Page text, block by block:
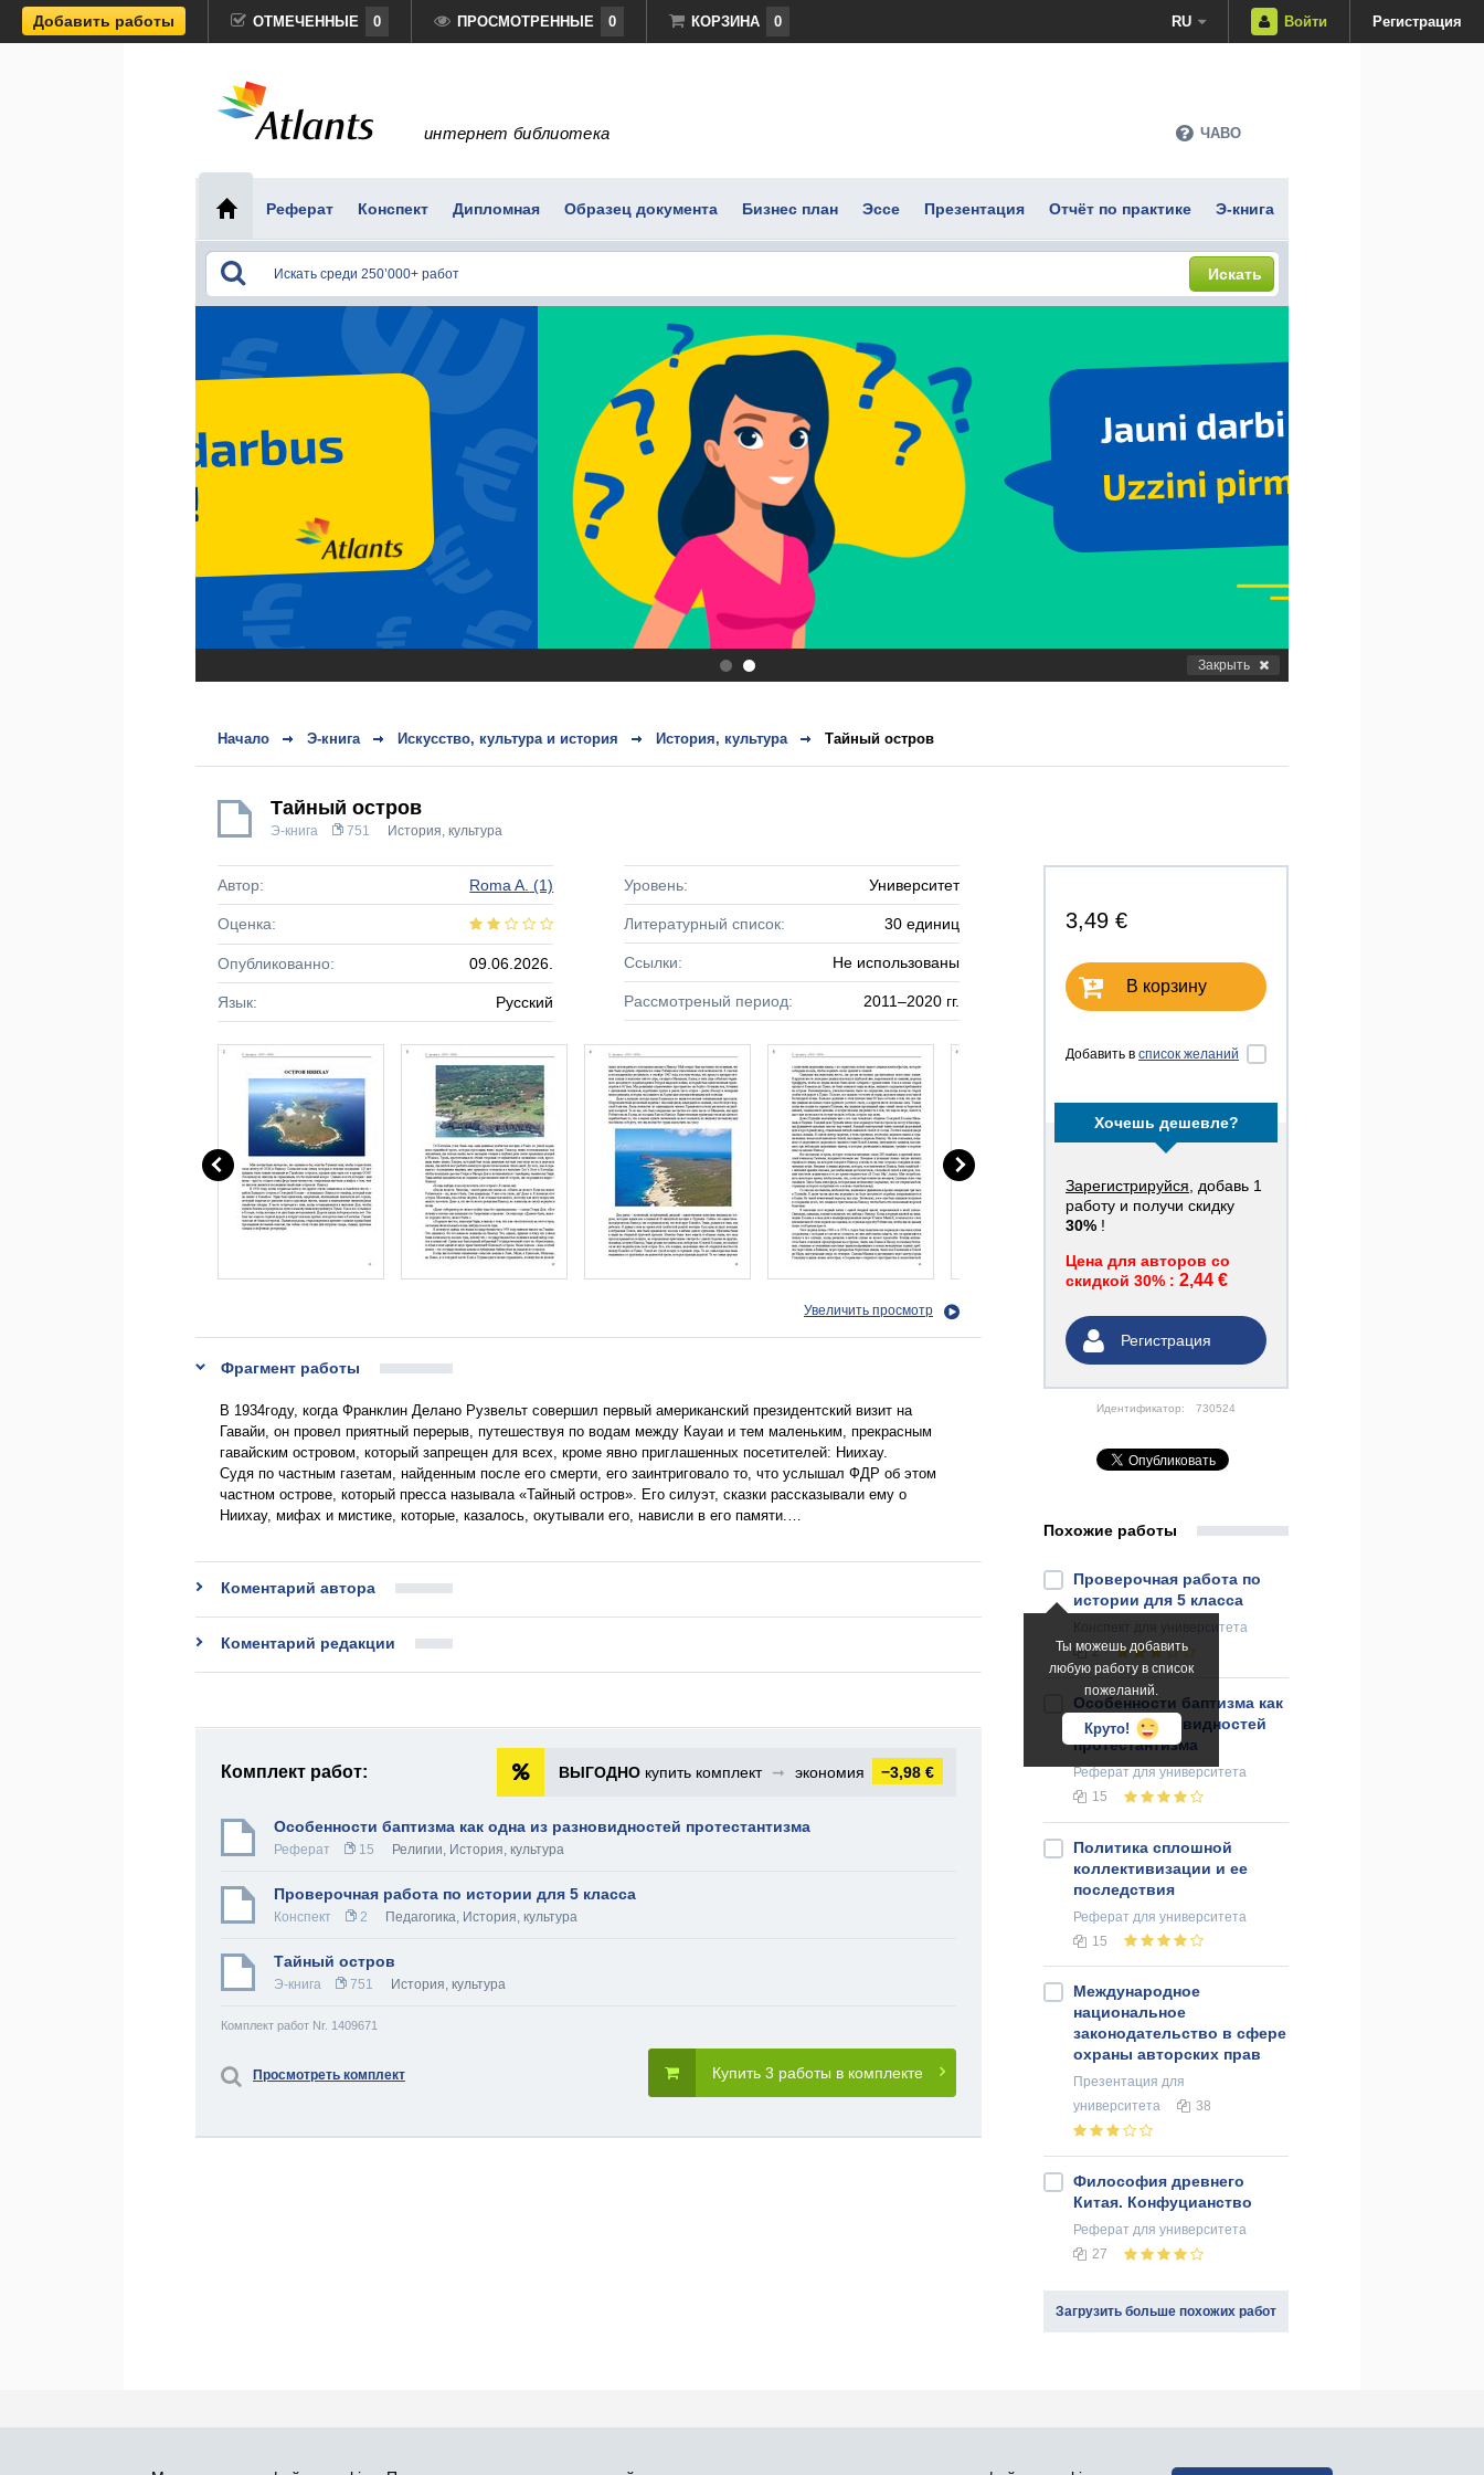
Добавить работы ОТМЕЧЕННЫЕ 0 ПРОСМОТРЕННЫЕ 0 КОРЗИНА 0 RU Войти Регистрация
интернет библиотека ЧАВО
Реферат Конспект Дипломная Образец документа Бизнес план Эссе Презентация Отчёт по практике Э-книга
Искать
. Закрыть
Начало Э-книга Искусство, культура и история История, культура Тайный остров
Тайный остров
Э-книга 751 История, культура
3,49 €
В корзину
Добавить в список желаний
Хочешь дешевле?
Зарегистрируйся , добавь 1
работу и получи скидку
30% !
Цена для авторов со
скидкой 30% : 2,44 €
Регистрация
Идентификатор: 730524
Автор: Roma A. (1)
Оценка:
Опубликованно: 09.06.2026.
Язык: Русский
Уровень: Университет
Литературный список: 30 единиц
Ссылки: Не использованы
Рассмотреный период: 2011–2020 гг.
Увеличить просмотр
Фрагмент работы
В 1934году, когда Франклин Делано Рузвельт совершил первый американский президентский визит на
Гавайи, он провел приятный перерыв, путешествуя по водам между Кауаи и тем маленьким, прекрасным
гавайским островом, который запрещен для всех, кроме явно приглашенных посетителей: Ниихау.
Судя по частным газетам, найденным после его смерти, его заинтриговало то, что услышал ФДР об этом
частном острове, который пресса называла «Тайный остров». Его силуэт, сказки рассказывали ему о
Ниихау, мифах и мистике, которые, казалось, окутывали его, нависли в его памяти.…
Коментарий автора
Коментарий редакции
Комплект работ: ВЫГОДНО купить комплект ➞ экономия −3,98 €
Особенности баптизма как одна из разновидностей протестантизма
Реферат 15 Религии, История, культура
Проверочная работа по истории для 5 класса
Конспект 2 Педагогика, История, культура
Тайный остров
Э-книга 751 История, культура
Комплект работ Nr. 1409671
Купить 3 работы в комплекте
Просмотреть комплект
Похожие работы
Ты можешь добавить
любую работу в список
пожеланий.
Круто!
Проверочная работа по
истории для 5 класса
для университета
2
Особенности баптизма как
одна из разновидностей
протестантизма
Рефератдля университета
15
Политика сплошной
коллективизации и ее
последствия
Реферат для университета
15
Международное
национальное
законодательство в сфере
охраны авторских прав
Презентация для
университета
38
Философия древнего
Китая. Конфуцианство
Реферат для университета
27
Загрузить больше похожих работ